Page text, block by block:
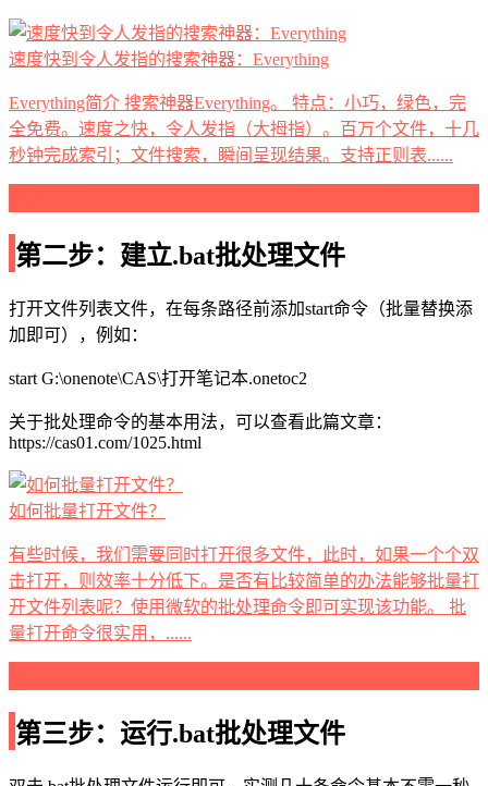
速度快到令人发指的搜索神器：Everything
Everything简介 搜索神器Everything。 特点：小巧，绿色，完
全免费。速度之快，令人发指（大拇指）。百万个文件，十几
秒钟完成索引；文件搜索，瞬间呈现结果。支持正则表......
第二步：建立.bat批处理文件
打开文件列表文件，在每条路径前添加start命令（批量替换添
加即可），例如：
start G:\onenote\CAS\打开笔记本.onetoc2
关于批处理命令的基本用法，可以查看此篇文章：
https://cas01.com/1025.html
如何批量打开文件？
有些时候，我们需要同时打开很多文件，此时，如果一个个双
击打开，则效率十分低下。是否有比较简单的办法能够批量打
开文件列表呢？使用微软的批处理命令即可实现该功能。 批
量打开命令很实用，......
第三步：运行.bat批处理文件